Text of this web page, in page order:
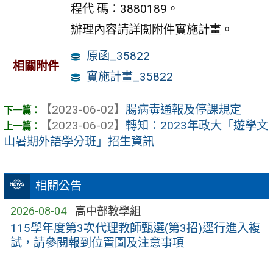
相關公告
2026-08-04 高中部教學組
115學年度第3次代理教師甄選(第3招)逕行進入複
試，請參閱報到位置圖及注意事項
程代 碼：3880189。
辦理內容請詳閱附件實施計畫。
相關附件
原函_35822
實施計畫_35822
【2023-06-02】 腸病毒通報及停課規定
【2023-06-02】 轉知：2023年政大「遊學文
山暑期外語學分班」招生資訊